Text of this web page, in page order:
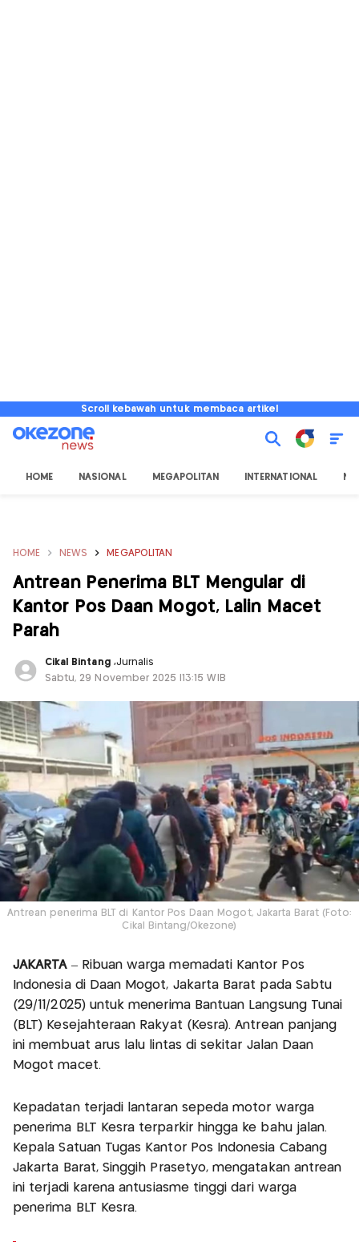
Scroll kebawah untuk membaca artikel
HOME NASIONAL MEGAPOLITAN INTERNATIONAL
HOME NEWS MEGAPOLITAN
Antrean Penerima BLT Mengular di
Kantor Pos Daan Mogot, Lalin Macet
Parah
Cikal Bintang ,Jurnalis
Sabtu, 29 November 2025 |13:15 WIB
Antrean penerima BLT di Kantor Pos Daan Mogot, Jakarta Barat (Foto:
Cikal Bintang/Okezone)
JAKARTA– Ribuan warga memadati Kantor Pos
Indonesia di Daan Mogot, Jakarta Barat pada Sabtu
(29/11/2025) untuk menerima Bantuan Langsung Tunai
(BLT) Kesejahteraan Rakyat (Kesra). Antrean panjang
ini membuat arus lalu lintas di sekitar Jalan Daan
Mogot macet.
Kepadatan terjadi lantaran sepeda motor warga
penerima BLT Kesra terparkir hingga ke bahu jalan.
Kepala Satuan Tugas Kantor Pos Indonesia Cabang
Jakarta Barat, Singgih Prasetyo, mengatakan antrean
ini terjadi karena antusiasme tinggi dari warga
penerima BLT Kesra.